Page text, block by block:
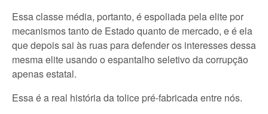
Essa classe média, portanto, é espoliada pela elite por
mecanismos tanto de Estado quanto de mercado, e é ela
que depois sai às ruas para defender os interesses dessa
mesma elite usando o espantalho seletivo da corrupção
apenas estatal.
Essa é a real história da tolice pré-fabricada entre nós.